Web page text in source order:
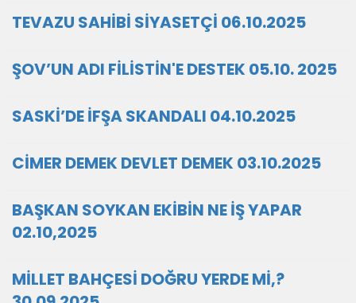
TEVAZU SAHİBİ SİYASETÇİ 06.10.2025
ŞOV’UN ADI FİLİSTİN'E DESTEK 05.10. 2025
SASKİ’DE İFŞA SKANDALI 04.10.2025
CİMER DEMEK DEVLET DEMEK 03.10.2025
BAŞKAN SOYKAN EKİBİN NE İŞ YAPAR
02.10,2025
MİLLET BAHÇESİ DOĞRU YERDE Mİ,?